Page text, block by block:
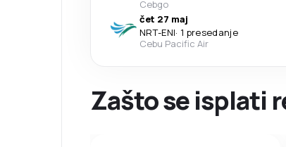
Cebgo
čet 27 maj
NRT-ENI· 1 presedanje
Cebu Pacific Air
Zašto se isplati